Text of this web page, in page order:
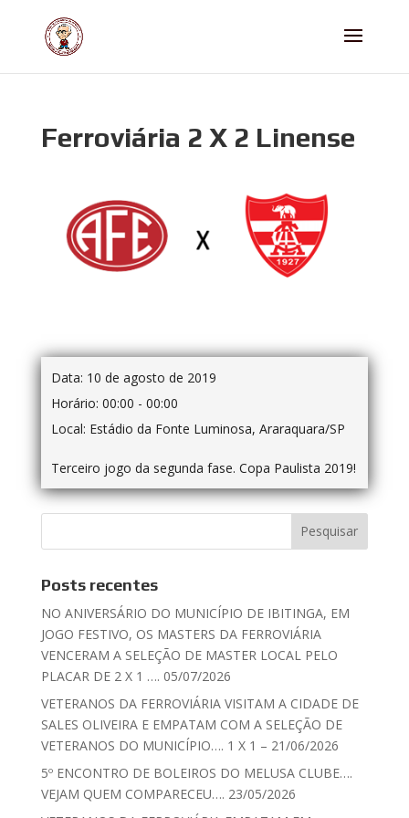
Ferroviária 2 X 2 Linense
Data: 10 de agosto de 2019
Horário: 00:00 - 00:00
Local: Estádio da Fonte Luminosa, Araraquara/SP
Terceiro jogo da segunda fase. Copa Paulista 2019!
Posts recentes
NO ANIVERSÁRIO DO MUNICÍPIO DE IBITINGA, EM
JOGO FESTIVO, OS MASTERS DA FERROVIÁRIA
VENCERAM A SELEÇÃO DE MASTER LOCAL PELO
PLACAR DE 2 X 1 …. 05/07/2026
VETERANOS DA FERROVIÁRIA VISITAM A CIDADE DE
SALES OLIVEIRA E EMPATAM COM A SELEÇÃO DE
VETERANOS DO MUNICÍPIO…. 1 X 1 – 21/06/2026
5º ENCONTRO DE BOLEIROS DO MELUSA CLUBE….
VEJAM QUEM COMPARECEU…. 23/05/2026